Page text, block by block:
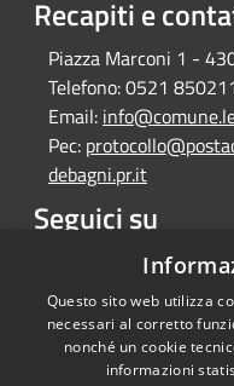
Recapiti e
Piazza Marconi 1 -
Telefono:0521
Email:
Pec:
debagni.pr.it
Seguici su
Facebook
Questo sito web utilizza
necessari al corretto
nonché un cookie
informazioni